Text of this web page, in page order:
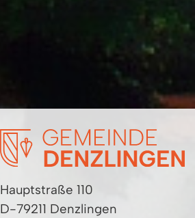
Hauptstraße 110
D-79211 Denzlingen